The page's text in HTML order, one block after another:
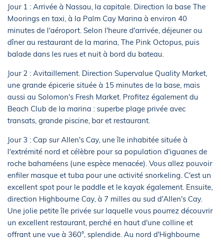
Jour 1 : Arrivée à Nassau, la capitale. Direction la base The
Moorings en taxi, à la Palm Cay Marina à environ 40
minutes de l'aéroport. Selon l'heure d'arrivée, déjeuner ou
dîner au restaurant de la marina, The Pink Octopus, puis
balade dans les rues et nuit à bord du bateau.
Jour 2 : Avitaillement. Direction Supervalue Quality Market,
une grande épicerie située à 15 minutes de la base, mais
aussi au Solomon's Fresh Market. Profitez également du
Beach Club de la marina : superbe plage privée avec
transats, grande piscine, bar et restaurant.
Jour 3 : Cap sur Allen's Cay, une île inhabitée située à
l'extrémité nord et célèbre pour sa population d'iguanes de
roche bahaméens (une espèce menacée). Vous allez pouvoir
enfiler masque et tuba pour une activité snorkeling. C'est un
excellent spot pour le paddle et le kayak également. Ensuite,
direction Highbourne Cay, à 7 milles au sud d'Allen's Cay.
Une jolie petite île privée sur laquelle vous pourrez découvrir
un excellent restaurant, perché en haut d'une colline et
offrant une vue à 360°, splendide. Au nord d'Highbourne